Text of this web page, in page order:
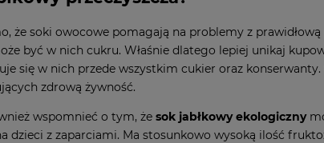
że soki owocowe pomagają na problemy z
być w nich cukru. Właśnie dlatego lepiej unikaj
się w nich przede wszystkim cukier oraz
zdrową żywność.
wspomnieć o tym, że sok jabłkowy ekologiczny
dzieci z zaparciami. Ma stosunkowo wysoką ilość